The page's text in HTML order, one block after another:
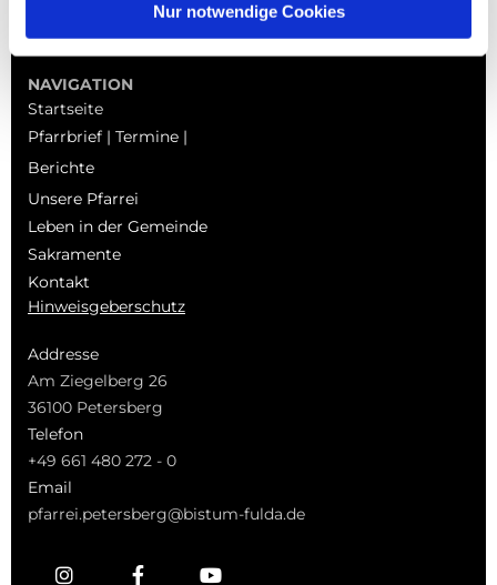
Nur notwendige Cookies
NAVIGATION
Startseite
Pfarrbrief | Termine |
Berichte
Unsere Pfarrei
Leben in der Gemeinde
Sakramente
Kontakt
Hinweisgeberschutz
Addresse
Am Ziegelberg 26
36100 Petersberg
Telefon
+49 661 480 272 - 0
Email
pfarrei.petersberg@bistum-fulda.de